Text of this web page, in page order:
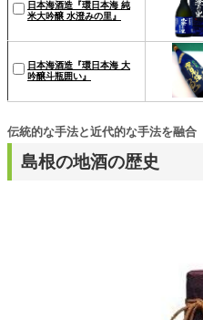
日本海酒造『環日本海 純
米大吟醸 水澄みの里』
日本海酒造『環日本海 大
吟醸斗瓶囲い』
島根の地酒の歴史
伝統的な手法と近代的な手法を融合